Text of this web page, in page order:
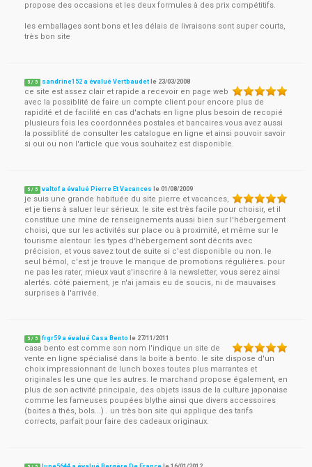
propose des occasions et les deux formules à des prix compétitifs.
les emballages sont bons et les délais de livraisons sont super courts,
très bon site
5 / 5 sandrine152 a évalué Vertbaudet le 23/03/2008
ce site est assez clair et rapide a recevoir en page web
avec la possiblité de faire un compte client pour encore plus de
rapidité et de facilité en cas d'achats en ligne plus besoin de recopié
plusieurs fois les coordonnées postales et bancaires.vous avez aussi
la possiblité de consulter les catalogue en ligne et ainsi pouvoir savoir
si oui ou non l'article que vous souhaitez est disponible.
5 / 5 valtof a évalué Pierre Et Vacances le01/08/2009
je suis une grande habituée du site pierre et vacances,
et je tiens à saluer leur sérieux. le site est très facile pour choisir, et il
constitue une mine de renseignements aussi bien sur l'hébergement
choisi, que sur les activités sur place ou à proximité, et même sur le
tourisme alentour. les types d'hébergement sont décrits avec
précision, et vous savez tout de suite si c'est disponible ou non. le
seul bémol, c'est je trouve le manque de promotions régulières. pour
ne pas les rater, mieux vaut s'inscrire à la newsletter, vous serez ainsi
alertés. côté paiement, je n'ai jamais eu de soucis, ni de mauvaises
surprises à l'arrivée.
5 / 5 frgr59 a évalué Casa Bento le 27/11/2011
casa bento est comme son nom l'indique un site de
vente en ligne spécialisé dans la boite à bento. le site dispose d'un
choix impressionnant de lunch boxes toutes plus marrantes et
originales les une que les autres. le marchand propose également, en
plus de son activité principale, des objets issus de la culture japonaise
comme les fameuses poupées blythe ainsi que divers accessoires
(boites à thés, bols...) . un très bon site qui applique des tarifs
corrects, parfait pour faire des cadeaux originaux.